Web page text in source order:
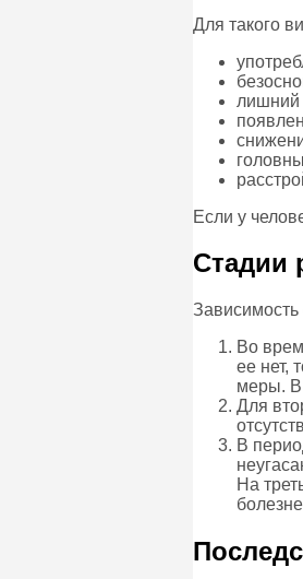
Для такого
лишний
Если у
Стадии
Зависимость
Во
ее нет,
меры. В
Для
В
На